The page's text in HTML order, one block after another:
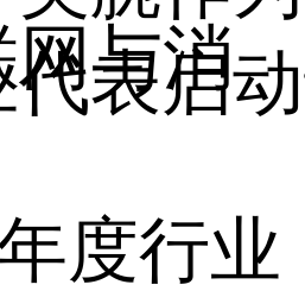
表启
网与消
度行业